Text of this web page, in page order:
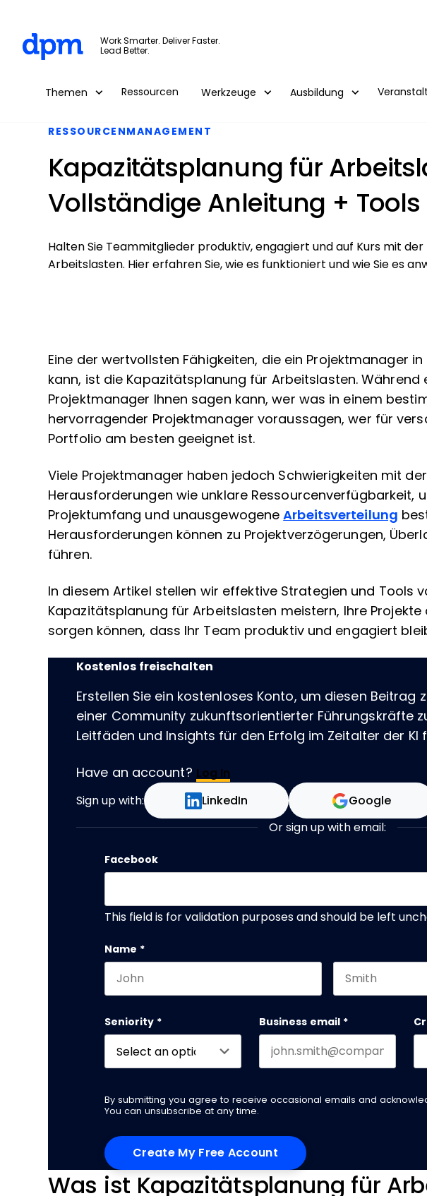
Skip to main content
Work Smarter. Deliver Faster.
Lead Better.
Themen Ressourcen Werkzeuge Ausbildung
RESSOURCENMANAGEMENT
Kapazitätsplanung für
Vollständige Anleitung + Tools
Halten Sie Teammitglieder produktiv, engagiert und auf Kurs mit
Arbeitslasten. Hier erfahren Sie, wie es funktioniert und wie Sie es
Eine der wertvollsten Fähigkeiten, die ein Projektmanager
kann, ist die Kapazitätsplanung für Arbeitslasten. Während
Projektmanager Ihnen sagen kann, wer was in einem
hervorragender Projektmanager voraussagen, wer für
Portfolio am besten geeignet ist.
Viele Projektmanager haben jedoch Schwierigkeiten mit
Herausforderungen wie unklare Ressourcenverfügbarkeit,
Projektumfang und unausgewogeneArbeitsverteilung
Herausforderungen können zu Projektverzögerungen,
führen.
In diesem Artikel stellen wir effektive Strategien und Tools
Kapazitätsplanung für Arbeitslasten meistern, Ihre
sorgen können, dass Ihr Team produktiv und engagiert
Kostenlos freischalten
Erstellen Sie ein kostenloses Konto, um diesen Beitrag
einer Community zukunftsorientierter Führungskräfte
Leitfäden und Insights für den Erfolg im Zeitalter der KI
Have an account? Log In
Sign up with: LinkedIn Google
Or sign up with email:
Facebook
This field is for validation purposes and should be left
Name *
Seniority * Business email *
By submitting you agree to receive occasional emails and
You can unsubscribe at any time.
Was ist Kapazitätsplanung für